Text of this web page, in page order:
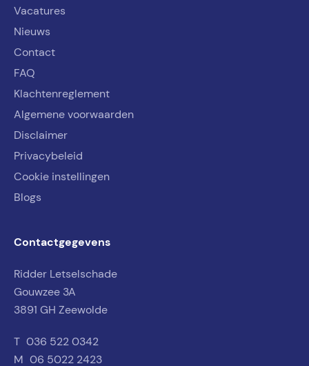
Vacatures
Nieuws
Contact
FAQ
Klachtenreglement
Algemene voorwaarden
Disclaimer
Privacybeleid
Cookie instellingen
Blogs
Contactgegevens
Ridder Letselschade
Gouwzee 3A
3891 GH Zeewolde
T 036 522 0342
M 06 5022 2423